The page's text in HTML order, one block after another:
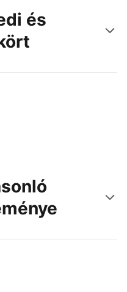
és
szállásadókhoz